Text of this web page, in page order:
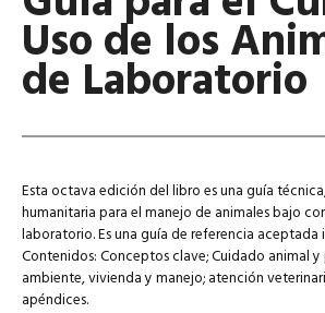
Uso de los
de Laboratorio
Esta octava edición del libro es una guía
humanitaria para el manejo de animales bajo
laboratorio. Es una guía de referencia
Contenidos: Conceptos clave; Cuidado animal
ambiente, vivienda y manejo; atención
apéndices.